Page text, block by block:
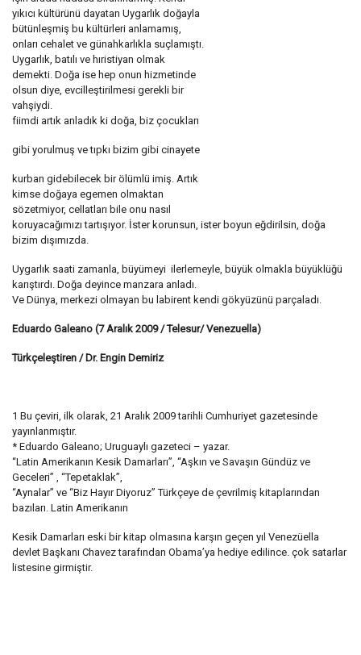
yıkıcı kültürünü dayatan Uygarlık doğayla
bütünleşmiş bu kültürleri anlamamış,
onları cehalet ve günahkarlıkla suçlamıştı.
Uygarlık, batılı ve hıristiyan olmak
demekti. Doğa ise hep onun hizmetinde
olsun diye, evcilleştirilmesi gerekli bir
vahşiydi.
fiimdi artık anladık ki doğa, biz çocukları
gibi yorulmuş ve tıpkı bizim gibi cinayete
kurban gidebilecek bir ölümlü imiş. Artık
kimse doğaya egemen olmaktan
sözetmiyor, cellatları bile onu nasıl
koruyacağımızı tartışıyor. İster korunsun, ister boyun eğdirilsin, doğa
bizim dışımızda.
Uygarlık saati zamanla, büyümeyi ilerlemeyle, büyük olmakla büyüklüğü
karıştırdı. Doğa deyince manzara anladı.
Ve Dünya, merkezi olmayan bu labirent kendi gökyüzünü parçaladı.
Eduardo Galeano (7 Aralık 2009 / Telesur/ Venezuella)
Türkçeleştiren / Dr. Engin Demiriz
1 Bu çeviri, ilk olarak, 21 Aralık 2009 tarihli Cumhuriyet gazetesinde
yayınlanmıştır.
* Eduardo Galeano; Uruguaylı gazeteci – yazar.
“Latin Amerikanın Kesik Damarları”, “Aşkın ve Savaşın Gündüz ve
Geceleri” , “Tepetaklak”,
“Aynalar” ve “Biz Hayır Diyoruz” Türkçeye de çevrilmiş kitaplarından
bazıları. Latin Amerikanın
Kesik Damarları eski bir kitap olmasına karşın geçen yıl Venezüella
devlet Başkanı Chavez tarafından Obama’ya hediye edilince. çok satarlar
listesine girmiştir.